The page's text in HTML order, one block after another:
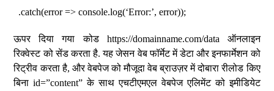
.catch(error => console.log(‘Error:’, error));
ऊपर दिया गया कोड https://domainname.com/data ऑनलाइन
रिक्वेस्ट को सेंड करता है. यह जेसन वेब फॉर्मेट में डेटा और इनफार्मेशन को
रिट्रीव करता है, और वेबपेज को मौजूदा वेब ब्राउज़र में दोबारा रीलोड किए
बिना id=”content” के साथ एचटीएमएल वेबपेज एलिमेंट को इमीडियेट